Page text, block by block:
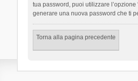
tua password, puoi utilizzare
generare una nuova password che ti
Torna alla pagina precedente